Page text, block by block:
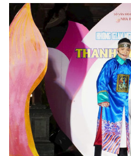
những làn điệu cải lương, ca
hòa quyện trong không gian
biệt, chương trình có sự giao
phương Nam, góp phần tạo
cảm xúc.